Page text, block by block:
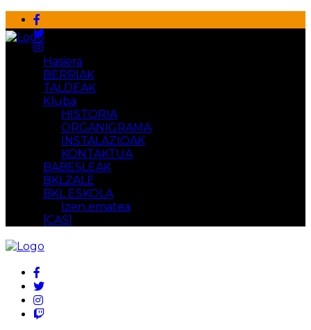
Hasiera
BERRIAK
TALDEAK
Kluba
HISTORIA
ORGANIGRAMA
INSTALAZIOAK
KONTAKTUA
BABESLEAK
BKLZALE
BKL ESKOLA
Izen ematea
[CAS]